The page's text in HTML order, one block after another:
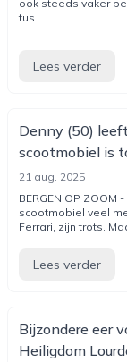
ook steeds vaker
tus...
Lees verder
Denny (50)
scootmobiel is
21 aug. 2025
BERGEN OP
scootmobiel veel
Ferrari, zijn trots.
Lees verder
Bijzondere eer
Heiligdom